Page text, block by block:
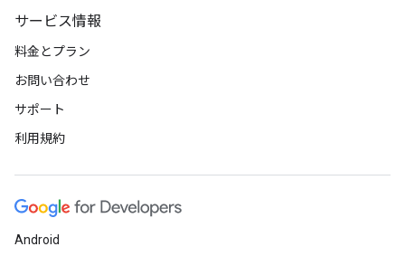
サービス情報
料金とプラン
お問い合わせ
サポート
利用規約
Android